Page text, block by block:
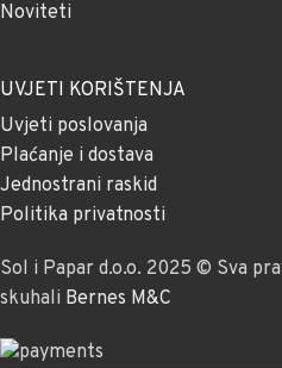
Noviteti
UVJETI KORIŠTENJA
Uvjeti poslovanja
Plaćanje i dostava
Jednostrani raskid
Politika privatnosti
Sol i Papar d.o.o. 2025 © Sva
skuhali Bernes M&C